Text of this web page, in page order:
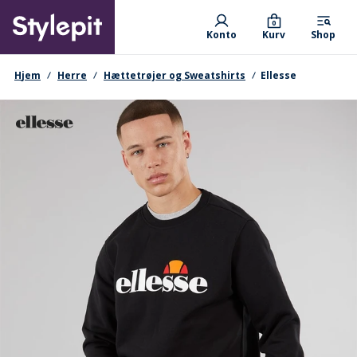
main
content
Primary departments
Konto Kurv
0
Shop
navigationssti
Hjem Herre Hættetrøjer og Sweatshirts Ellesse